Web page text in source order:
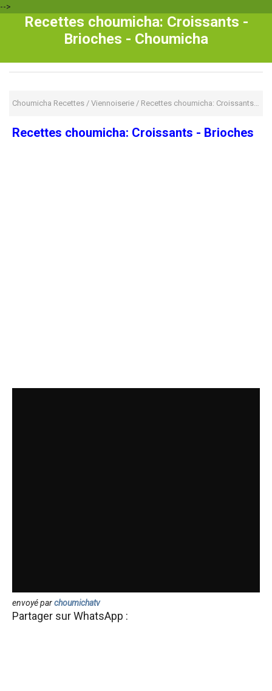
-->
Recettes choumicha: Croissants -
Brioches - Choumicha
Choumicha Recettes / Viennoiserie / Recettes choumicha: Croissants - Brioches
Recettes choumicha: Croissants - Brioches
envoyé parchoumichatv
Partager sur WhatsApp :